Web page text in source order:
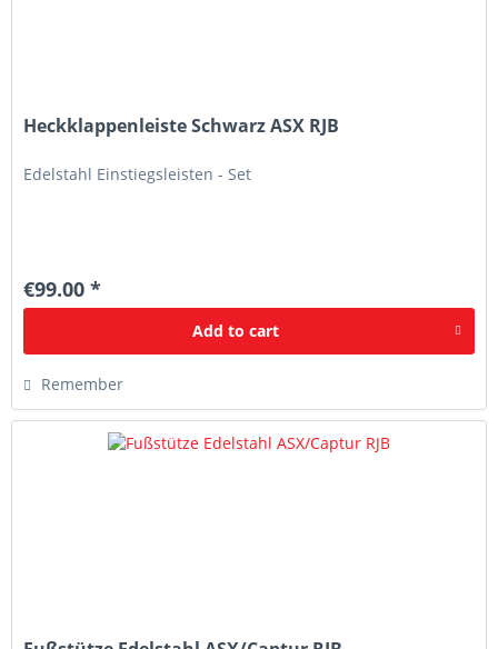
Heckklappenleiste Schwarz ASX RJB
Edelstahl Einstiegsleisten - Set
€99.00 *
Add to cart
Remember